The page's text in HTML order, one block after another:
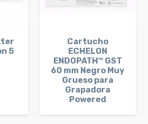
5
Cartucho
ECHELON
ENDOPATH™ GST
60 mm Negro Muy
Grueso para
Grapadora
Powered